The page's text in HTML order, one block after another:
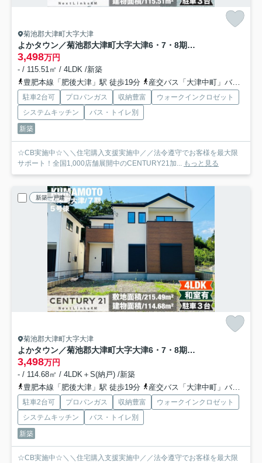
菊池郡大津町大字大津
よかタウン／菊池郡大津町大字大津6・7・8期／2号棟
3,498万円
- / 115.51㎡ / 4LDK /新築
豊肥本線「肥後大津」駅 徒歩19分
産交バス「大津中町」バス停下車 徒歩5分
駐車2台可 プロパンガス 収納豊富
ウォークインクロゼット
システムキッチン
バス・トイレ別
新築
☆CB実施中☆＼＼住宅購入支援実施中／／法令遵守でお客様を最大限
サポート！全国1,000店舗展開中のCENTURY21加...
もっと見る
新築一戸建
菊池郡大津町大字大津
よかタウン／菊池郡大津町大字大津6・7・8期／5号棟
3,498万円
- / 114.68㎡ / 4LDK＋S(納戸) /新築
豊肥本線「肥後大津」駅 徒歩19分
産交バス「大津中町」バス停下車 徒歩5分
駐車2台可 プロパンガス 収納豊富
ウォークインクロゼット
システムキッチン
バス・トイレ別
新築
☆CB実施中☆＼＼住宅購入支援実施中／／法令遵守でお客様を最大限